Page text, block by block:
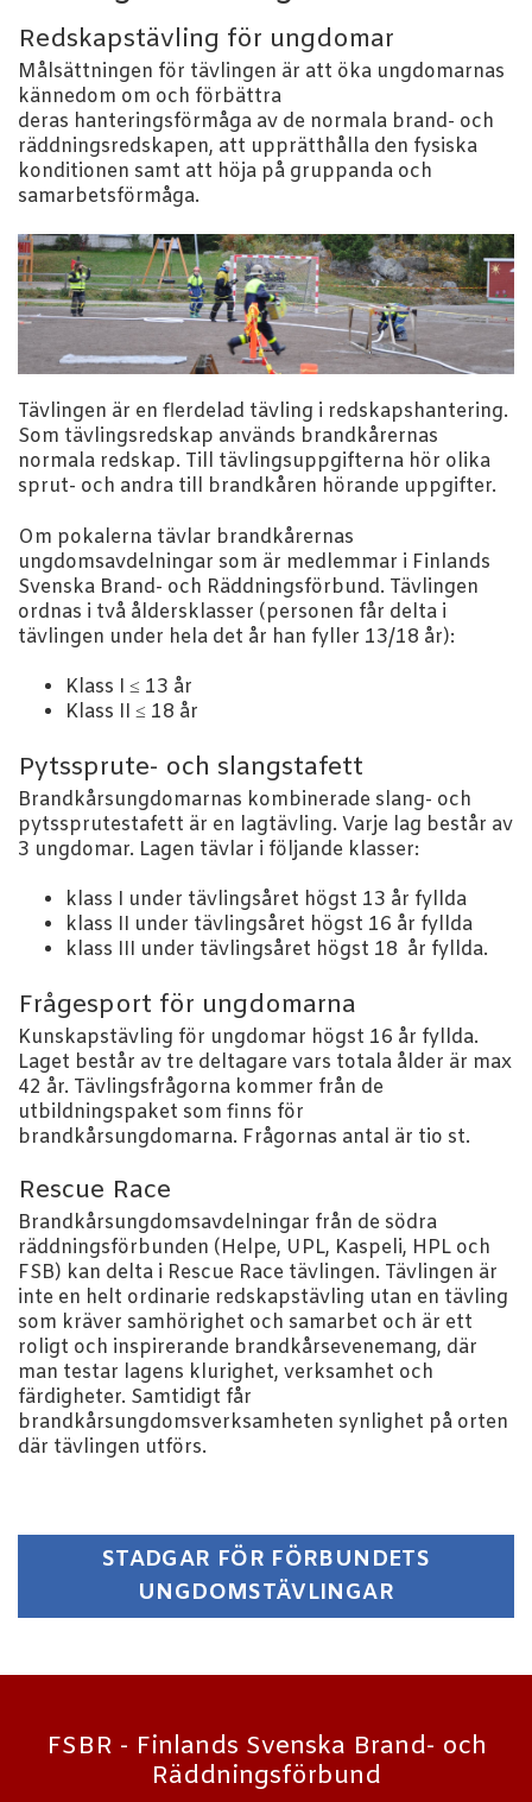
Redskapstävling för ungdomar
Målsättningen för tävlingen är att öka ungdomarnas
kännedom om och förbättra
deras hanteringsförmåga av de normala brand- och
räddningsredskapen, att upprätthålla den fysiska
konditionen samt att höja på gruppanda och
samarbetsförmåga.
Tävlingen är en flerdelad tävling i redskapshantering.
Som tävlingsredskap används brandkårernas
normala redskap. Till tävlingsuppgifterna hör olika
sprut- och andra till brandkåren hörande uppgifter.
Om pokalerna tävlar brandkårernas
ungdomsavdelningar som är medlemmar i Finlands
Svenska Brand- och Räddningsförbund. Tävlingen
ordnas i två åldersklasser (personen får delta i
tävlingen under hela det år han fyller 13/18 år):
Klass I ≤ 13 år
Klass II ≤ 18 år
Pytssprute- och slangstafett
Brandkårsungdomarnas kombinerade slang- och
pytssprutestafett är en lagtävling. Varje lag består av
3 ungdomar. Lagen tävlar i följande klasser:
klass I under tävlingsåret högst 13 år fyllda
klass II under tävlingsåret högst 16 år fyllda
klass III under tävlingsåret högst 18 år fyllda.
Frågesport för ungdomarna
Kunskapstävling för ungdomar högst 16 år fyllda.
Laget består av tre deltagare vars totala ålder är max
42 år. Tävlingsfrågorna kommer från de
utbildningspaket som finns för
brandkårsungdomarna. Frågornas antal är tio st.
Rescue Race
Brandkårsungdomsavdelningar från de södra
räddningsförbunden (Helpe, UPL, Kaspeli, HPL och
FSB) kan delta i Rescue Race tävlingen. Tävlingen är
inte en helt ordinarie redskapstävling utan en tävling
som kräver samhörighet och samarbet och är ett
roligt och inspirerande brandkårsevenemang, där
man testar lagens klurighet, verksamhet och
färdigheter. Samtidigt får
brandkårsungdomsverksamheten synlighet på orten
där tävlingen utförs.
STADGAR FÖR FÖRBUNDETS
UNGDOMSTÄVLINGAR
FSBR - Finlands Svenska Brand- och
Räddningsförbund